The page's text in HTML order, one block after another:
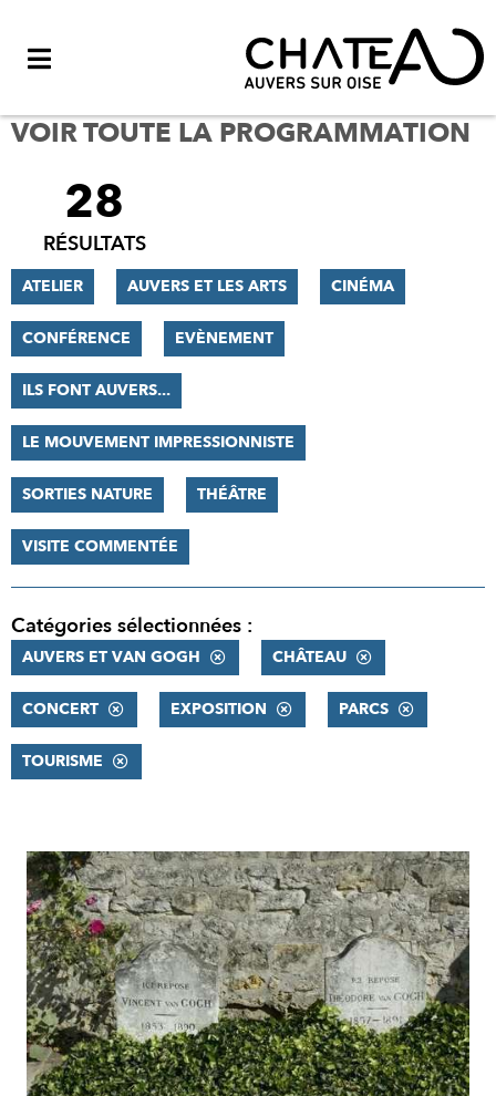
VOIR TOUTE LA PROGRAMMATION
FILTRER
RÉSULTATS
28
RÉSULTATS
ATELIER AUVERS ET LES ARTS CINÉMA
CONFÉRENCE EVÈNEMENT
ILS FONT AUVERS...
LE MOUVEMENT IMPRESSIONNISTE
SORTIES NATURE THÉÂTRE
VISITE COMMENTÉE
Catégories sélectionnées :
AUVERS ET VAN GOGH CHÂTEAU
CONCERT EXPOSITION PARCS
TOURISME
RÉSULTATS